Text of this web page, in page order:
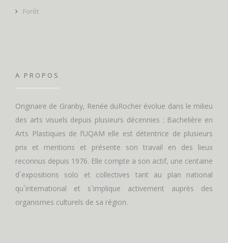
Forêt
A PROPOS
Originaire de Granby, Renée duRocher évolue dans le milieu
des arts visuels depuis plusieurs décennies : Bachelière en
Arts Plastiques de l’UQAM elle est détentrice de plusieurs
prix et mentions et présente son travail en des lieux
reconnus depuis 1976. Elle compte a son actif, une centaine
d`expositions solo et collectives tant au plan national
qu`international et s`implique activement auprès des
organismes culturels de sa région.